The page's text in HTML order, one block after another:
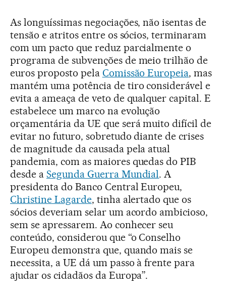
As longuíssimas negociações, não isentas de
tensão e atritos entre os sócios, terminaram
com um pacto que reduz parcialmente o
programa de subvenções de meio trilhão de
euros proposto pela Comissão Europeia, mas
mantém uma potência de tiro considerável e
evita a ameaça de veto de qualquer capital. E
estabelece um marco na evolução
orçamentária da UE que será muito difícil de
evitar no futuro, sobretudo diante de crises
de magnitude da causada pela atual
pandemia, com as maiores quedas do PIB
desde a Segunda Guerra Mundial. A
presidenta do Banco Central Europeu,
Christine Lagarde, tinha alertado que os
sócios deveriam selar um acordo ambicioso,
sem se apressarem. Ao conhecer seu
conteúdo, considerou que “o Conselho
Europeu demonstra que, quando mais se
necessita, a UE dá um passo à frente para
ajudar os cidadãos da Europa”.